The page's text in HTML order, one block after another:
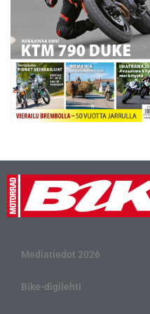
Mediatiedot 2026
Bike-digilehti